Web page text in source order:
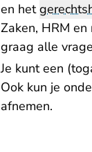
en het
Zaken, HRM
graag alle
Je kunt een
Ook kun je
afnemen.